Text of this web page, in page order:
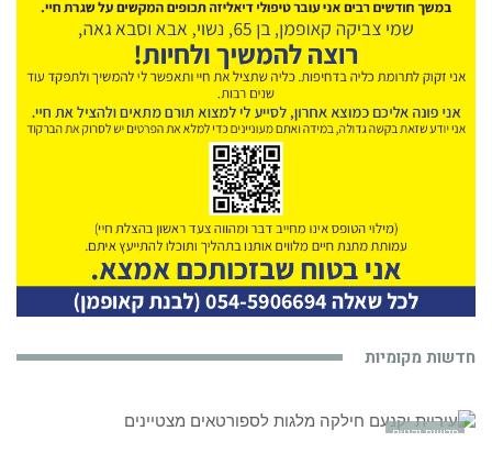
חדשות מקומיות
חדשות יקנעם